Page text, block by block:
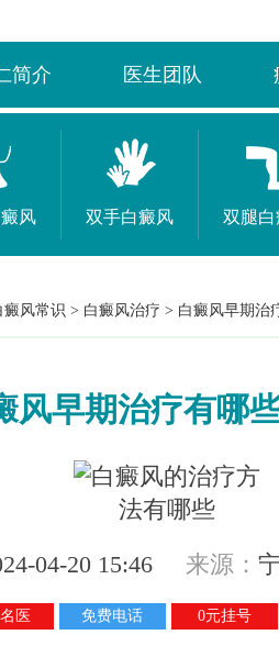
简介 医生团队
风 双手白癜风 双腿
癜风常识 > 白癜风治疗 > 白癜风早期治
风早期治疗有哪
04-20 15:46 来源：
医 免费电话 0元挂号